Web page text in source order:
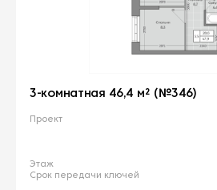
3-комнатная 46,4 м² (№346)
Проект
Этаж
Срок передачи ключей